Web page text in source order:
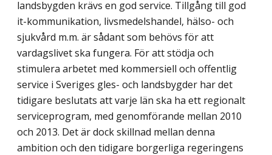
landsbygden krävs en god service. Tillgång till god
it-kommunikation, livsmedelshandel, hälso- och
sjukvård m.m. är sådant som behövs för att
vardagslivet ska fungera. För att stödja och
stimulera arbetet med kommersiell och offentlig
service i Sveriges gles- och landsbygder har det
tidigare beslutats att varje län ska ha ett regionalt
serviceprogram, med genomförande mellan 2010
och 2013. Det är dock skillnad mellan denna
ambition och den tidigare borgerliga regeringens